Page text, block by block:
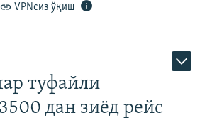
VPNсиз ўқиш
туфайли
дан зиёд рейс